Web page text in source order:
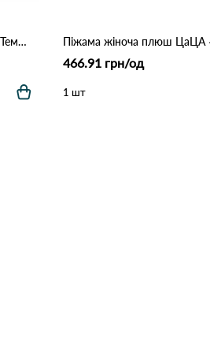
Пижама женская ELITON 1909 Темно Синій
466.91 грн/од
1 шт